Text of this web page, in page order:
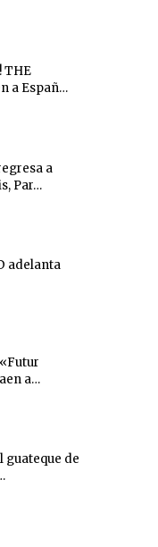
THE
a Españ…
a
Par…
adelanta
a…
guateque de